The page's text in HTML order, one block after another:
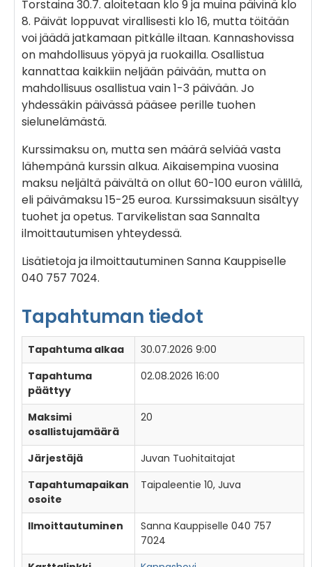
Torstaina 30.7. aloitetaan klo 9 ja muina päivinä klo
8. Päivät loppuvat virallisesti klo 16, mutta töitään
voi jäädä jatkamaan pitkälle iltaan. Kannashovissa
on mahdollisuus yöpyä ja ruokailla. Osallistua
kannattaa kaikkiin neljään päivään, mutta on
mahdollisuus osallistua vain 1-3 päivään. Jo
yhdessäkin päivässä pääsee perille tuohen
sielunelämästä.
Kurssimaksu on, mutta sen määrä selviää vasta
lähempänä kurssin alkua. Aikaisempina vuosina
maksu neljältä päivältä on ollut 60-100 euron välillä,
eli päivämaksu 15-25 euroa. Kurssimaksuun sisältyy
tuohet ja opetus. Tarvikelistan saa Sannalta
ilmoittautumisen yhteydessä.
Lisätietoja ja ilmoittautuminen Sanna Kauppiselle
040 757 7024.
Tapahtuman tiedot
Tapahtuma alkaa
30.07.2026 9:00
Tapahtuma
päättyy
02.08.2026 16:00
Maksimi
osallistujamäärä
20
Järjestäjä
Juvan Tuohitaitajat
Tapahtumapaikan
osoite
Taipaleentie 10, Juva
Ilmoittautuminen
Sanna Kauppiselle 040 757
7024